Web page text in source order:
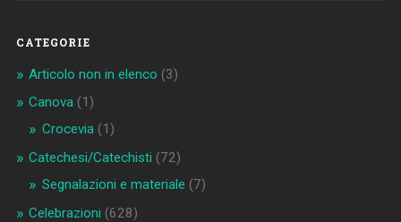
CATEGORIE
Articolo non in elenco (3)
Canova(1)
Crocevia(1)
Catechesi/Catechisti (72)
Segnalazioni e materiale (7)
Celebrazioni (628)